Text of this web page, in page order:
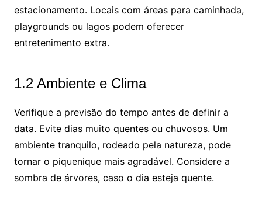
estacionamento. Locais com áreas para caminhada,
playgrounds ou lagos podem oferecer
entretenimento extra.
1.2 Ambiente e Clima
Verifique a previsão do tempo antes de definir a
data. Evite dias muito quentes ou chuvosos. Um
ambiente tranquilo, rodeado pela natureza, pode
tornar o piquenique mais agradável. Considere a
sombra de árvores, caso o dia esteja quente.